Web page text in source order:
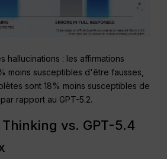
hallucinations : les affirmations
moins susceptibles d'être fausses,
sont 18% moins susceptibles de
rapport au GPT-5.2.
vs. GPT-5.4